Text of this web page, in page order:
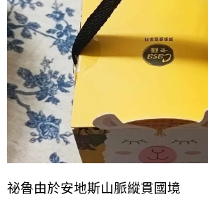
祕魯由於安地斯山脈縱貫國境